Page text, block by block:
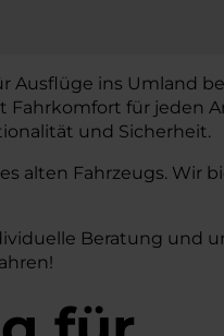
Ausflüge ins Umland
für jeden
und Sicherheit.
alten Fahrzeugs. Wir
Beratung und